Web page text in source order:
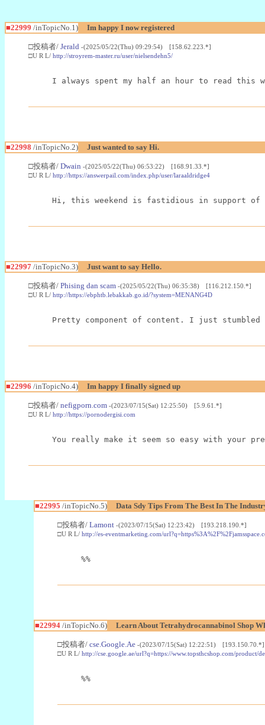
■22999 /inTopicNo.1) Im happy I now registered
□投稿者/ Jerald -(2025/05/22(Thu) 09:29:54) [158.62.223.*]
□U R L/ http://stroyrem-master.ru/user/nielsendehn5/
I always spent my half an hour to read
■22998 /inTopicNo.2) Just wanted to say Hi.
□投稿者/ Dwain -(2025/05/22(Thu) 06:53:22) [168.91.33.*]
□U R L/ http://https://answerpail.com/index.php/user/laraaldridge4
Hi, this weekend is fastidious in support of
■22997 /inTopicNo.3) Just want to say Hello.
□投稿者/ Phising dan scam -(2025/05/22(Thu) 06:35:38) [116.212.150.*]
□U R L/ http://https://ebphtb.lebakkab.go.id/?system=MENANG4D
Pretty component of content. I just
■22996 /inTopicNo.4) Im happy I finally signed up
□投稿者/ nefigporn.com -(2023/07/15(Sat) 12:25:50) [5.9.61.*]
□U R L/ http://https://pornodergisi.com
You really make it seem so easy with your
■22995 /inTopicNo.5) Data Sdy Tips From The Best In The
□投稿者/ Lamont -(2023/07/15(Sat) 12:23:42) [193.218.190.*]
□U R L/ http://es-eventmarketing.com/
%%
■22994/inTopicNo.6) Learn About Tetrahydrocannabinol Shop
□投稿者/ cse.Google.Ae -(2023/07/15(Sat) 12:22:51) [193.150.70.*]
□U R L/ http://cse.google.ae/url?q=https://www.topsthcshop.com/
%%